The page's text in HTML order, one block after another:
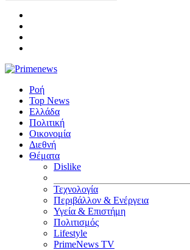
Ροή
Top News
Ελλάδα
Πολιτική
Οικονομία
Διεθνή
Θέματα
Dislike
Τεχνολογία
Περιβάλλον & Ενέργεια
Υγεία & Επιστήμη
Πολιτισμός
Lifestyle
PrimeNews TV